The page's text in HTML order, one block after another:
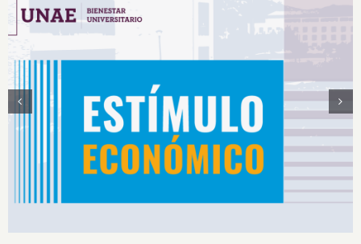
Estímulos Económicos para Deportistas de Alto
Rendimiento IS2026